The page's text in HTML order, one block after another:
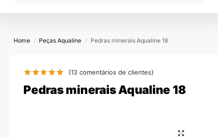
Home / Peças Aqualine / Pedras minerais Aqualine 18
(13 comentários de clientes)
Pedras minerais Aqualine 18